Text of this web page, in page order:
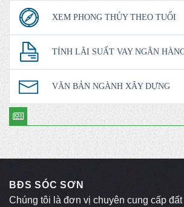
XEM PHONG THỦY THEO TUỔI
TÍNH LÃI SUẤT VAY NGÂN
VĂN BẢN NGÀNH XÂY DỰNG
BĐS SÓC SƠN
Chúng tôi là đơn vị chuyên cung cấp